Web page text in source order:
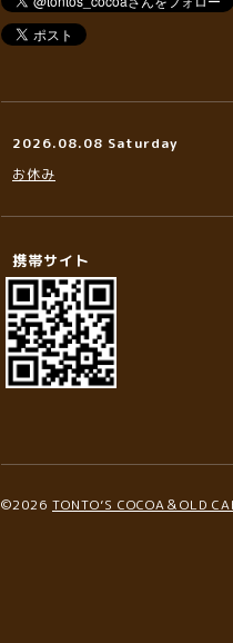
2026.08.08 Saturday
お休み
携帯サイト
©2026 TONTO’S COCOA＆OLD